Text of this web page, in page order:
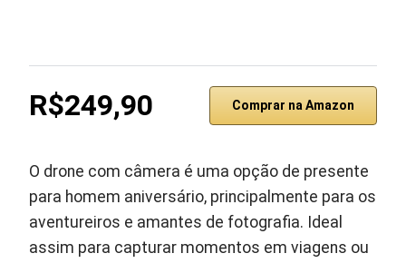
R$249,90 Comprar na Amazon
O drone com câmera é uma opção de presente
para homem aniversário, principalmente para os
aventureiros e amantes de fotografia. Ideal
assim para capturar momentos em viagens ou